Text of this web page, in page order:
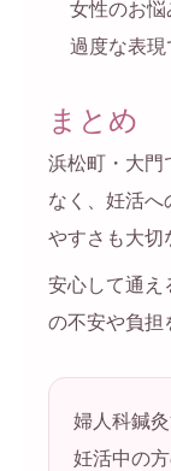
女性のお悩
過度な表現
まとめ
浜松町・大門
なく、妊活へ
やすさも大切
安心して通え
の不安や負担
婦人科鍼
妊活中の